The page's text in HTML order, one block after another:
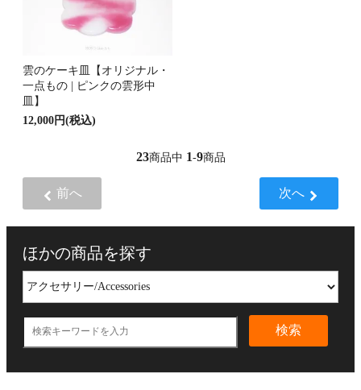
雲のケーキ皿【オリジナル・
一点もの | ピンクの雲形中
皿】
12,000円(税込)
23商品中 1-9商品
前へ 次へ
ほかの商品を探す
検索